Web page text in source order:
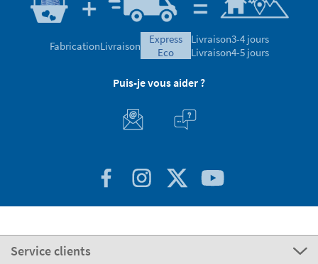
FabricationLivraison
express
eco
Livraison3-4 jours
Livraison4-5 jours
Puis-je vous aider ?
Service clients